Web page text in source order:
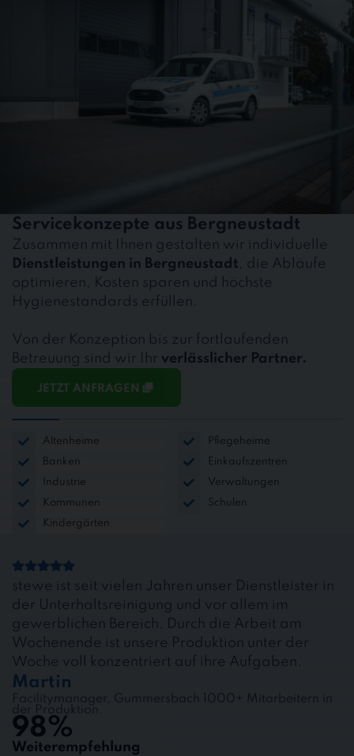
Servicekonzepte aus Bergneustadt
Zusammen mit Ihnen gestalten wir individuelle
Dienstleistungen in Bergneustadt, die Abläufe
optimieren, Kosten sparen und höchste
Hygienestandards erfüllen.
Von der Konzeption bis zur fortlaufenden
Betreuung sind wir Ihr verlässlicher Partner.
JETZT ANFRAGEN
Altenheime
Pflegeheime
Banken
Einkaufszentren
Industrie
Verwaltungen
Kommunen
Schulen
Kindergärten
stewe ist seit vielen Jahren unser Dienstleister in
der Unterhaltsreinigung und vor allem im
gewerblichen Bereich. Durch die Arbeit am
Wochenende ist unsere Produktion unter der
Woche voll konzentriert auf ihre Aufgaben.
Martin
Facilitymanager, Gummersbach 1000+ Mitarbeitern in
der Produktion.
98%
Weiterempfehlung